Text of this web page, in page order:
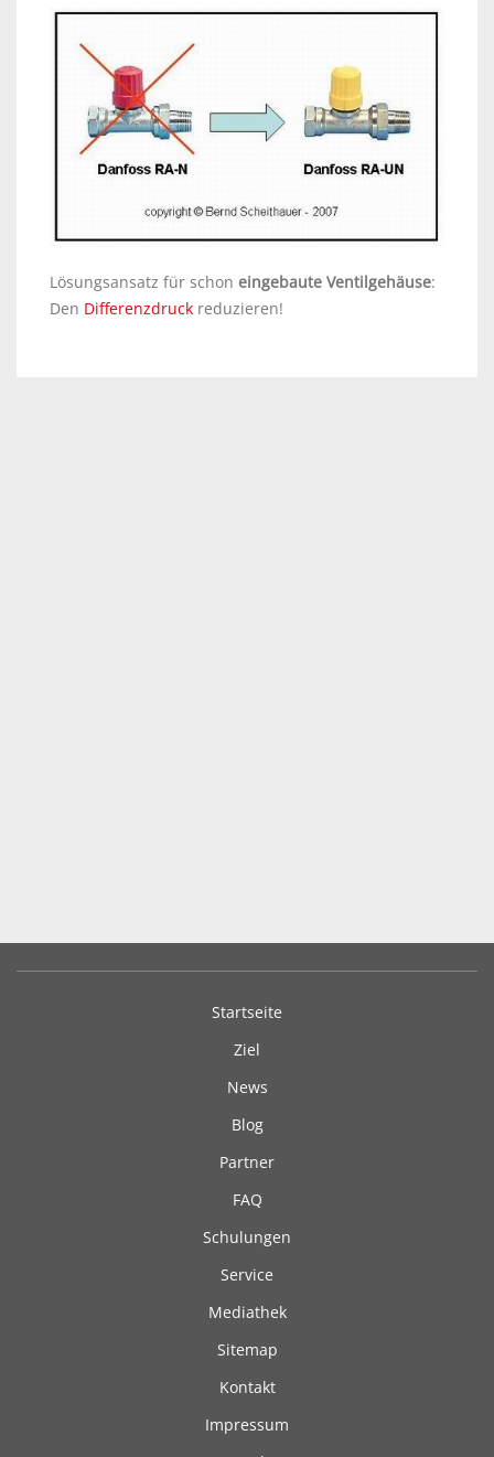
Lösungsansatz für schon eingebaute Ventilgehäuse:
Den Differenzdruck reduzieren!
Startseite
Ziel
News
Blog
Partner
FAQ
Schulungen
Service
Mediathek
Sitemap
Kontakt
Impressum